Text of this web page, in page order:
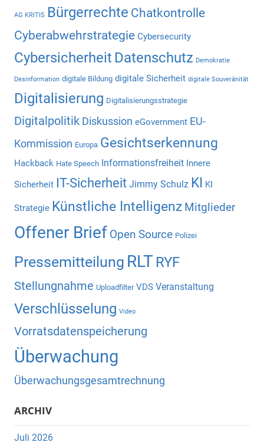
AG KRITIS Bürgerrechte Chatkontrolle
Cyberabwehrstrategie Cybersecurity
Cybersicherheit Datenschutz Demokratie
Desinformation digitale Bildung digitale Sicherheit digitale Souveränität
Digitalisierung Digitalisierungsstrategie
Digitalpolitik Diskussion eGovernment EU-
Kommission Europa Gesichtserkennung
Hackback Hate Speech Informationsfreiheit Innere
Sicherheit IT-Sicherheit Jimmy Schulz KI KI
Strategie Künstliche Intelligenz Mitglieder
Offener Brief Open Source Polizei
Pressemitteilung RLT RYF
Stellungnahme Uploadfilter VDS Veranstaltung
Verschlüsselung Video
Vorratsdatenspeicherung
Überwachung
Überwachungsgesamtrechnung
ARCHIV
Juli 2026